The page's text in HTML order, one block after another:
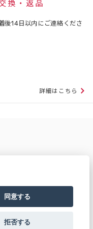
換・返品
後14日以内にご連絡くださ
詳細はこちら
同意する
拒否する